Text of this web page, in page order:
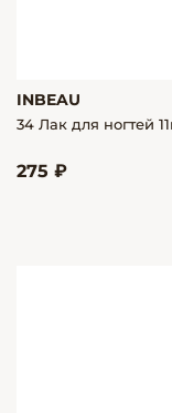
INBEAU
34 Лак для ногтей
275 ₽